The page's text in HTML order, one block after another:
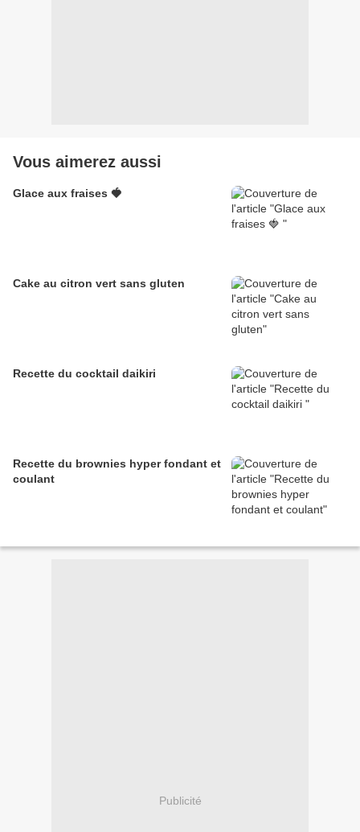
Vous aimerez aussi
Glace aux fraises 🍓
Cake au citron vert sans gluten
Recette du cocktail daikiri
Recette du brownies hyper fondant et
coulant
Publicité